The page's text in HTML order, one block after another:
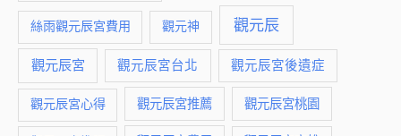
絲雨觀元辰宮費用 觀元神 觀元辰
觀元辰宮 觀元辰宮台北 觀元辰宮後遺症
觀元辰宮心得 觀元辰宮推薦 觀元辰宮桃園